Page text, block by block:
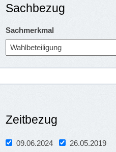
Sachbezug
Sachmerkmal
Zeitbezug
09.06.2024 26.05.2019